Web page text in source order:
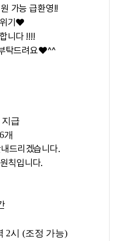
가능 급환영!!
위기❤️
니다 !!!!
탁드려요❤️^^
지급
개
드리겠습니다.
칙입니다.
2시 (조정 가능)